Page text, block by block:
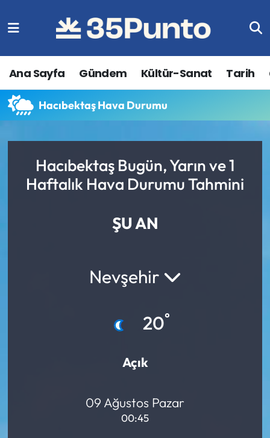
Ana Sayfa Gündem Kültür-Sanat Tarih
Hacıbektaş Hava Durumu
Hacıbektaş Bugün, Yarın ve 1
Haftalık Hava Durumu Tahmini
ŞU AN
Nevşehir
20°
Açık
09 Ağustos Pazar
00:45